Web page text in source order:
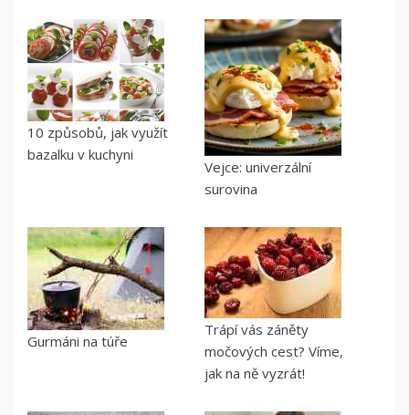
10 způsobů, jak využít
bazalku v kuchyni
Vejce: univerzální
surovina
Gurmáni na túře
Trápí vás záněty
močových cest? Víme,
jak na ně vyzrát!